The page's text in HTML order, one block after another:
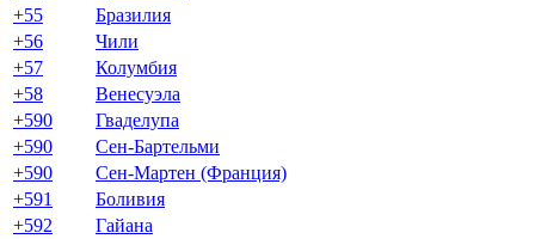
+55
Бразилия
+56
Чили
+57
Колумбия
+58
Венесуэла
+590
Гваделупа
+590
Сен-Бартельми
+590
Сен-Мартен (Франция)
+591
Боливия
+592
Гайана